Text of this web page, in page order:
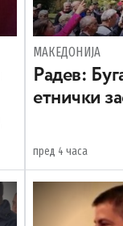
МАКЕДОНИЈА
Радев:
етнички
пред 4 часа